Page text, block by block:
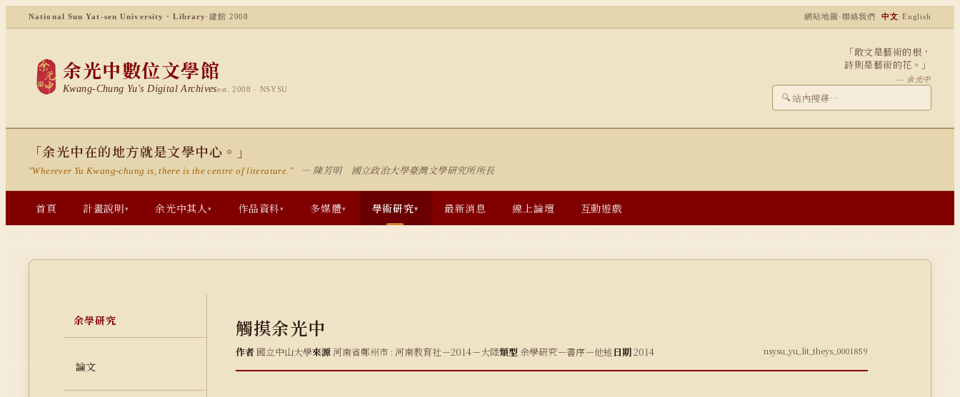
National Sun Yat-sen University · Library ·建館 2008 網站地圖 ·聯絡我們 中文·English
余光中數位文學館
Kwang-Chung Yu's Digital Archivesest. 2008 · NSYSU
「敢文是藝術的根，
詩則是藝術的花。」
— 余光中
🔍
「余光中在的地方就是文學中心。」
"Wherever Yu Kwang-chung is, there is the centre of literature." — 陳芳明 國立政治大學臺灣文學研究所所長
首頁 計畫說明▾ 余光中其人▾ 作品資料▾ 多媒體▾ 學術研究▾ 最新消息 線上論壇 互動遊戲
余學研究
論文
觸摸余光中
作者 國立中山大學來源河南省鄭州市 : 河南教育社－2014－大陸類型 余學研究－書序－他述日期2014 nsysu_yu_lit_theys_0001859